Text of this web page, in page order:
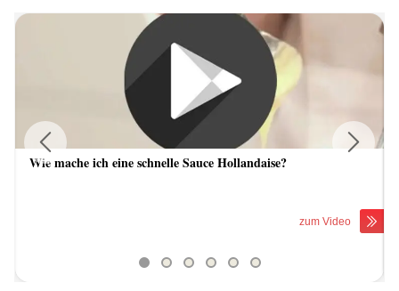
Wie mache ich eine schnelle Sauce Hollandaise?
zum Video
Previous